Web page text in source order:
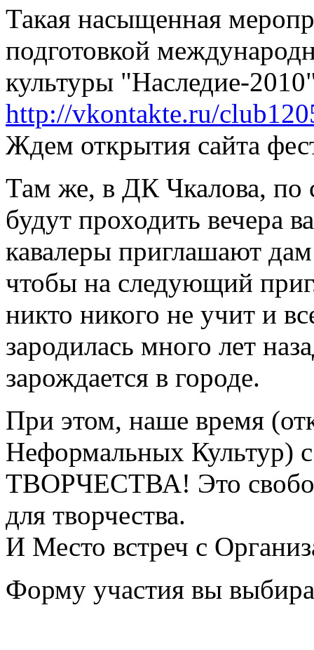
Такая насыщенная
подготовкой
культуры "Наследие-
http://vkontakte.ru/
Ждем открытия сайта
Там же, в ДК Чкалова, по
будут проходить вечера
кавалеры приглашают
чтобы на следующий
никто никого не учит и
зародилась много лет
зарождается в городе.
При этом, наше время
Неформальных Культур)
ТВОРЧЕСТВА! Это
для творчества.
И Место встреч с
Форму участия вы